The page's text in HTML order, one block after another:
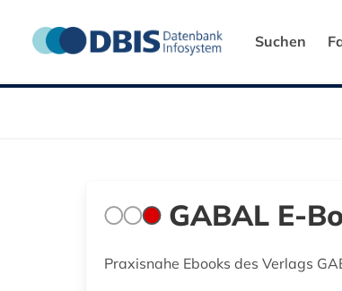
Suchen
GABAL E-
Praxisnahe Ebooks des Verlags